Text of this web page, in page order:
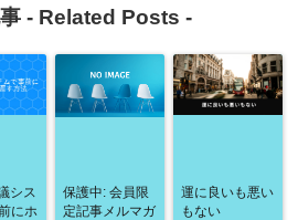
- Related Posts -
シス
にホ
保護中: 会員限
定記事メルマガ
運に良いも悪い
もない